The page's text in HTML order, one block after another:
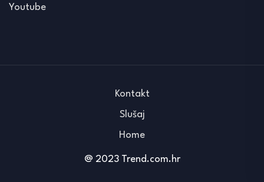
Youtube
@ 2023 Trend.com.hr
Kontakt
Slušaj
Home